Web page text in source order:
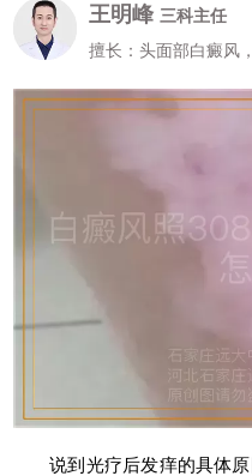
王明峰 三科主任
擅长：头面部白癜风
说到光疗后发痒的具体